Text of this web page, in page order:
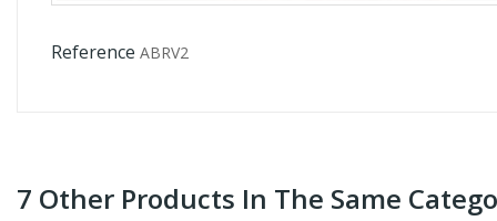
Reference ABRV2
7 Other Products In The Same